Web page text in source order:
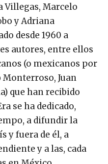
Villegas, Marcelo
y Adriana
desde 1960 a
autores, entre ellos
(o mexicanos por
Juan
que han recibido
se ha dedicado,
a difundir la
y fuera de él, a
y a las, cada